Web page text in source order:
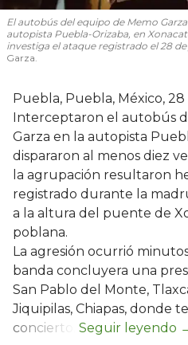
El autobús del equipo de Memo
autopista Puebla-Orizaba, en
investiga el ataque registrado el 28 de
Garza.
Puebla, Puebla, México,
Interceptaron el autobús
Garza en la autopista
dispararon al menos diez
la agrupación resultaron
registrado durante la
a la altura del puente de
poblana.
La agresión ocurrió
banda concluyera una
San Pablo del Monte,
Jiquipilas, Chiapas, donde
concierto.